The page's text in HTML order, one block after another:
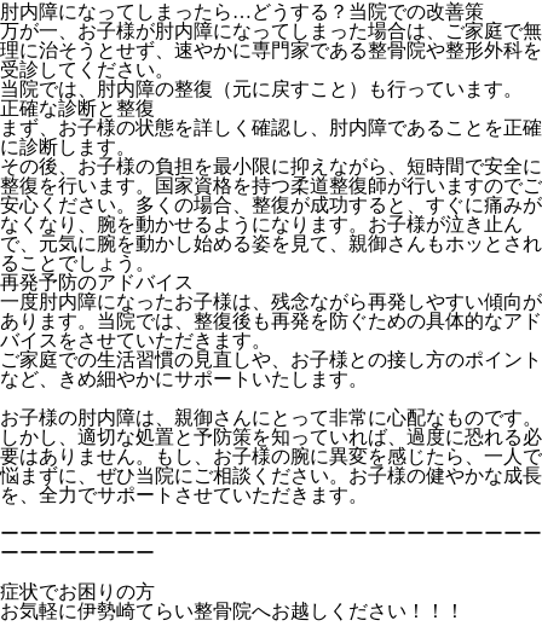
肘内障になってしまったら…どうする？当院での改善策
万が一、お子様が肘内障になってしまった場合は、ご家庭で無
理に治そうとせず、速やかに専門家である整骨院や整形外科を
受診してください。
当院では、肘内障の整復（元に戻すこと）も行っています。
正確な診断と整復
まず、お子様の状態を詳しく確認し、肘内障であることを正確
に診断します。
その後、お子様の負担を最小限に抑えながら、短時間で安全に
整復を行います。国家資格を持つ柔道整復師が行いますのでご
安心ください。多くの場合、整復が成功すると、すぐに痛みが
なくなり、腕を動かせるようになります。お子様が泣き止ん
で、元気に腕を動かし始める姿を見て、親御さんもホッとされ
ることでしょう。
再発予防のアドバイス
一度肘内障になったお子様は、残念ながら再発しやすい傾向が
あります。当院では、整復後も再発を防ぐための具体的なアド
バイスをさせていただきます。
ご家庭での生活習慣の見直しや、お子様との接し方のポイント
など、きめ細やかにサポートいたします。
お子様の肘内障は、親御さんにとって非常に心配なものです。
しかし、適切な処置と予防策を知っていれば、過度に恐れる必
要はありません。もし、お子様の腕に異変を感じたら、一人で
悩まずに、ぜひ当院にご相談ください。お子様の健やかな成長
を、全力でサポートさせていただきます。
ーーーーーーーーーーーーーーーーーーーーーーーーーーーー
ーーーーーーーー
症状でお困りの方
お気軽に伊勢崎てらい整骨院へお越しください！！！